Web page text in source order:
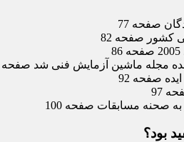
صفحه 77
کشور صفحه 82
صحنه مسابقات صفحه 100
بود؟